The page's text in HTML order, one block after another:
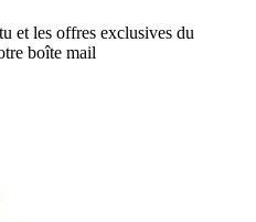
et les offres exclusives du
boîte mail